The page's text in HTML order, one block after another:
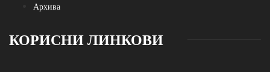
Архива
КОРИСНИ ЛИНКОВИ